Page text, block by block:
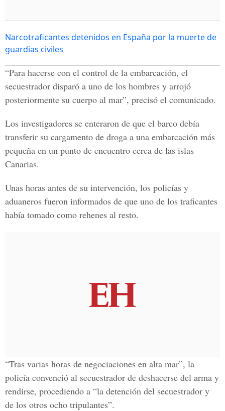
Narcotraficantes detenidos en España por la muerte de
guardias civiles
“Para hacerse con el control de la embarcación, el
secuestrador disparó a uno de los hombres y arrojó
posteriormente su cuerpo al mar”, precisó el comunicado.
Los investigadores se enteraron de que el barco debía
transferir su cargamento de droga a una embarcación más
pequeña en un punto de encuentro cerca de las islas
Canarias.
Unas horas antes de su intervención, los policías y
aduaneros fueron informados de que uno de los traficantes
había tomado como rehenes al resto.
“Tras varias horas de negociaciones en alta mar”, la
policía convenció al secuestrador de deshacerse del arma y
rendirse, procediendo a “la detención del secuestrador y
de los otros ocho tripulantes”.